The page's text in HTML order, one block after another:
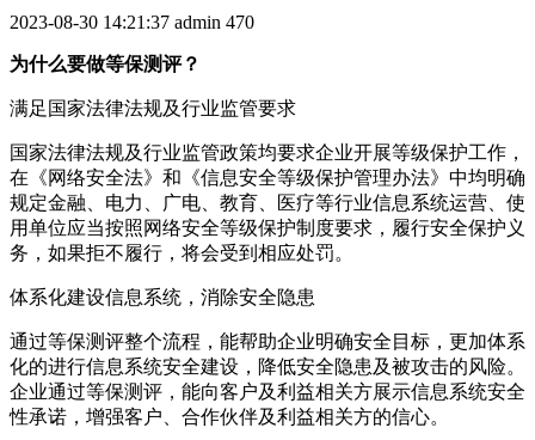
2023-08-30 14:21:37 admin 470
为什么要做等保测评？
满足国家法律法规及行业监管要求
国家法律法规及行业监管政策均要求企业开展等级保护工作，
在《网络安全法》和《信息安全等级保护管理办法》中均明确
规定金融、电力、广电、教育、医疗等行业信息系统运营、使
用单位应当按照网络安全等级保护制度要求，履行安全保护义
务，如果拒不履行，将会受到相应处罚。
体系化建设信息系统，消除安全隐患
通过等保测评整个流程，能帮助企业明确安全目标，更加体系
化的进行信息系统安全建设，降低安全隐患及被攻击的风险。
企业通过等保测评，能向客户及利益相关方展示信息系统安全
性承诺，增强客户、合作伙伴及利益相关方的信心。